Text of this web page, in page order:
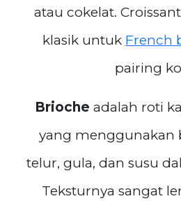
atau cokelat.
klasik untuk French
pairing
Brioche adalah roti
yang menggunakan
telur, gula, dan susu
Teksturnya sangat